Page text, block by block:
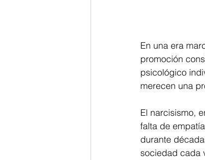
En una era
promoción
psicológico
merecen una
El narcisismo,
falta de
durante
sociedad cada